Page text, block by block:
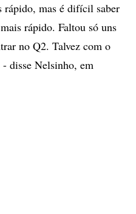
rápido, mas é difícil saber
rápido. Faltou só uns
no Q2. Talvez com o
disse Nelsinho, em